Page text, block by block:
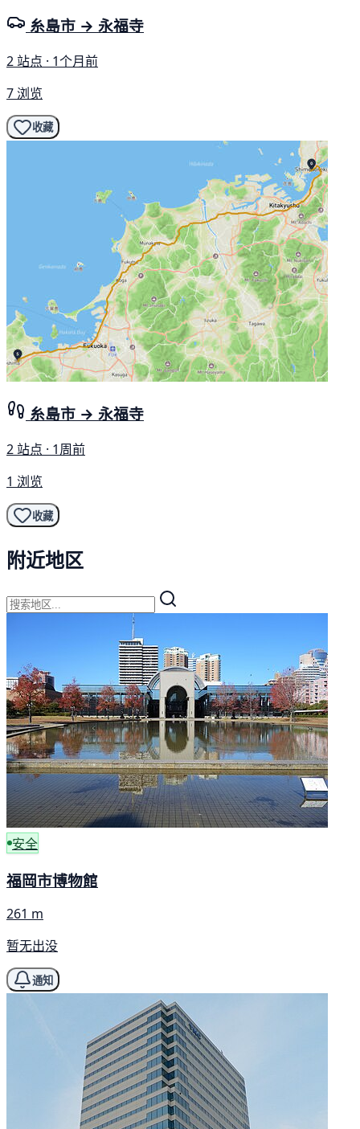
糸島市 → 永福寺
2 站点 · 1个月前
7 浏览
收藏
糸島市 → 永福寺
2 站点 · 1周前
1 浏览
收藏
附近地区
安全
福岡市博物館
261 m
暂无出没
通知